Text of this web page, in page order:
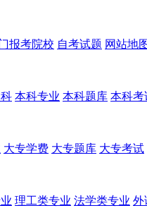
报考院校 自考试题 网站地
本科专业 本科题库 本科考
大专学费 大专题库 大专考试
理工类专业 法学类专业 外